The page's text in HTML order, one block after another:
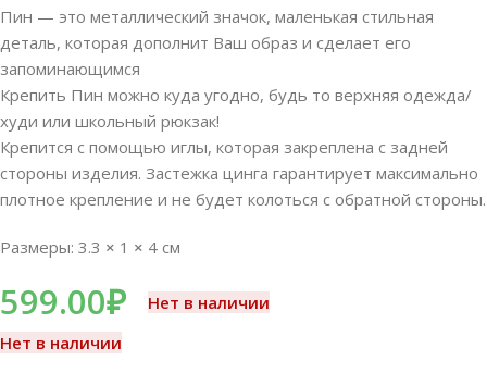
Пин — это металлический значок, маленькая стильная
деталь, которая дополнит Ваш образ и сделает его
запоминающимся
Крепить Пин можно куда угодно, будь то верхняя одежда/
худи или школьный рюкзак!
Крепится с помощью иглы, которая закреплена с задней
стороны изделия. Застежка цинга гарантирует максимально
плотное крепление и не будет колоться с обратной стороны.
Размеры: 3.3 × 1 × 4 см
599.00₽
Нет в наличии
Нет в наличии